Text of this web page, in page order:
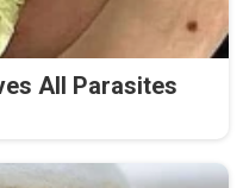
All Parasites